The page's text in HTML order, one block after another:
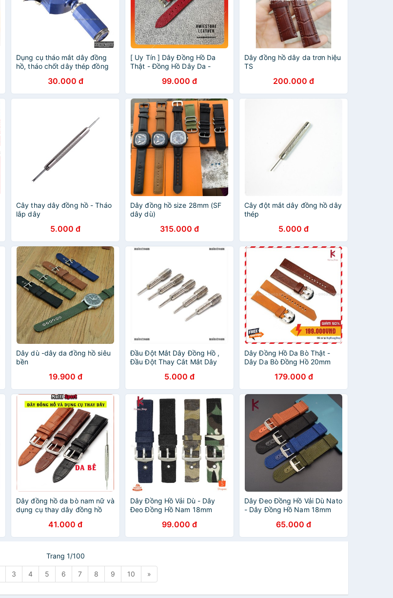
Dụng cụ tháo mắt dây đồng
hồ, tháo chốt dây thép đồng
30.000 đ
[ Uy Tín ] Dây Đồng Hồ Da
Thật - Đồng Hồ Dây Da -
99.000 đ
Dây đồng hồ dây da trơn hiệu
TS
200.000 đ
Cây thay dây đồng hồ - Tháo
lắp dây
5.000 đ
Dây đồng hồ size 28mm (SF
dây dù)
315.000 đ
Cây đột mắt dây đồng hồ dây
thép
5.000 đ
Dây dù -dây da đồng hồ siêu
bền
19.900 đ
Đầu Đột Mắt Dây Đồng Hồ ,
Đầu Đột Thay Cắt Mắt Dây
5.000 đ
Dây Đồng Hồ Da Bò Thật -
Dây Da Bò Đồng Hồ 20mm
179.000 đ
Dây đồng hồ da bò nam nữ và
dụng cụ thay dây đồng hồ
41.000 đ
Dây Đồng Hồ Vải Dù - Dây
Đeo Đồng Hồ Nam 18mm
99.000 đ
Dây Đeo Đồng Hồ Vải Dù Nato
- Dây Đồng Hồ Nam 18mm
65.000 đ
Trang 1/100
3 4 5 6 7 8 9 10 »